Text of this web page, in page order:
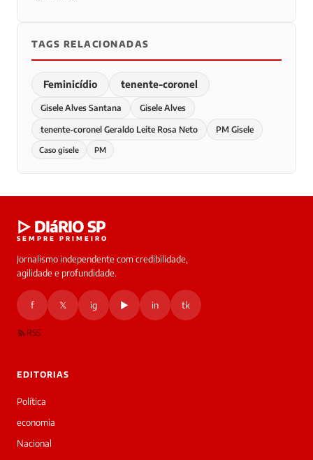
TAGS RELACIONADAS
Feminicídio tenente-coronel
Gisele Alves Santana Gisele Alves
tenente-coronel Geraldo Leite Rosa Neto PM Gisele
Caso gisele PM
▷ DIáRIO SP
SEMPRE PRIMEIRO
Jornalismo independente com credibilidade,
agilidade e profundidade.
f 𝕏 ig ▶ in tk
RSS
EDITORIAS
Política
economia
Nacional